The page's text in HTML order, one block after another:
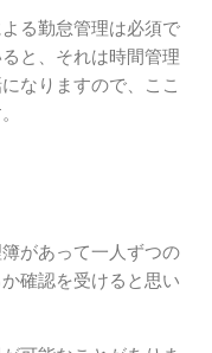
る勤怠管理は必須で
と、それは時間管理
なりますので、ここ
があって一人ずつの
確認を受けると思い